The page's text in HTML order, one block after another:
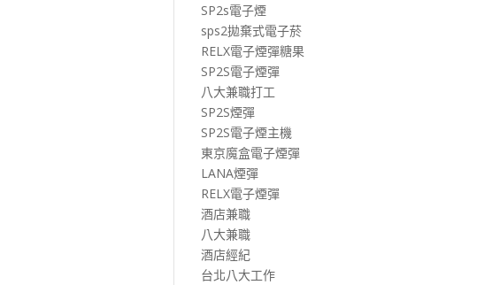
SP2s電子煙
sps2拋棄式電子菸
RELX電子煙彈糖果
SP2S電子煙彈
八大兼職打工
SP2S煙彈
SP2S電子煙主機
東京魔盒電子煙彈
LANA煙彈
RELX電子煙彈
酒店兼職
八大兼職
酒店經紀
台北八大工作